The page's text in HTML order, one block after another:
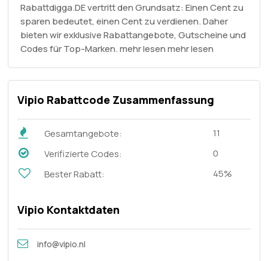
Rabattdigga.DE vertritt den Grundsatz: Einen Cent zu
sparen bedeutet, einen Cent zu verdienen. Daher
bieten wir exklusive Rabattangebote, Gutscheine und
Codes für Top-Marken. mehr lesenmehr lesen
Vipio Rabattcode Zusammenfassung
Gesamtangebote:
11
Verifizierte Codes:
0
Bester Rabatt:
45%
Vipio Kontaktdaten
info@vipio.nl